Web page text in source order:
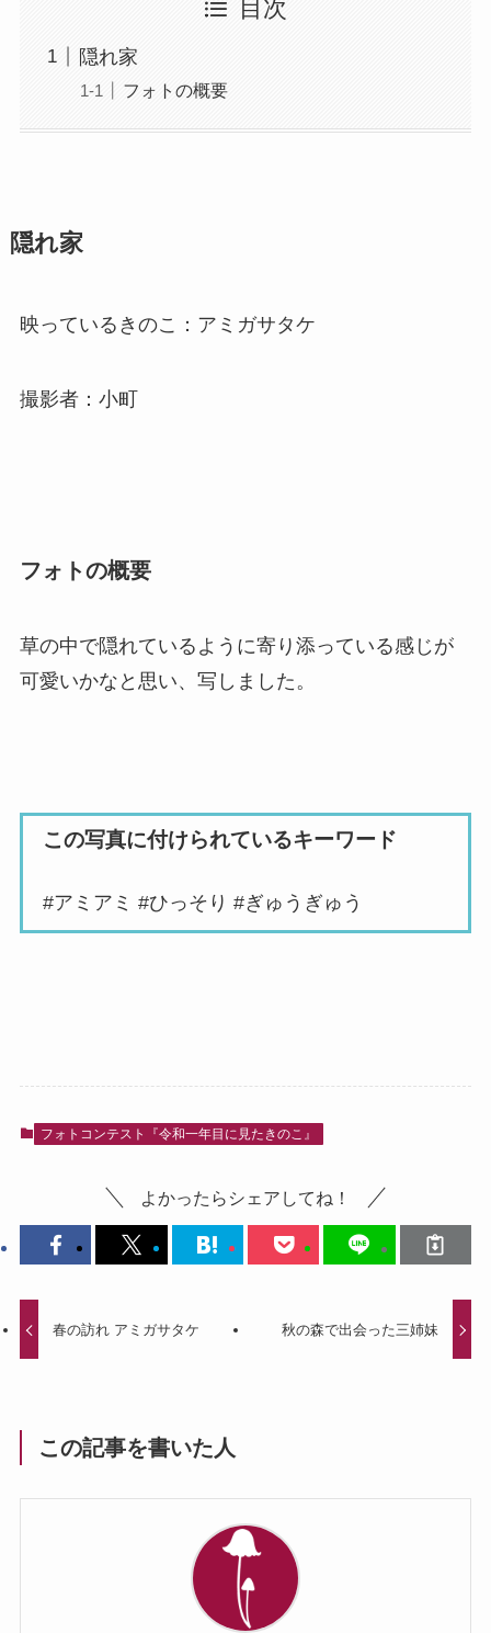
目次
隠れ家
フォトの概要
隠れ家
映っているきのこ：アミガサタケ
撮影者：小町
フォトの概要
草の中で隠れているように寄り添っている感じが
可愛いかなと思い、写しました。
この写真に付けられているキーワード
#アミアミ #ひっそり #ぎゅうぎゅう
フォトコンテスト『令和一年目に見たきのこ』
よかったらシェアしてね！
春の訪れ アミガサタケ 秋の森で出会った三姉妹
この記事を書いた人